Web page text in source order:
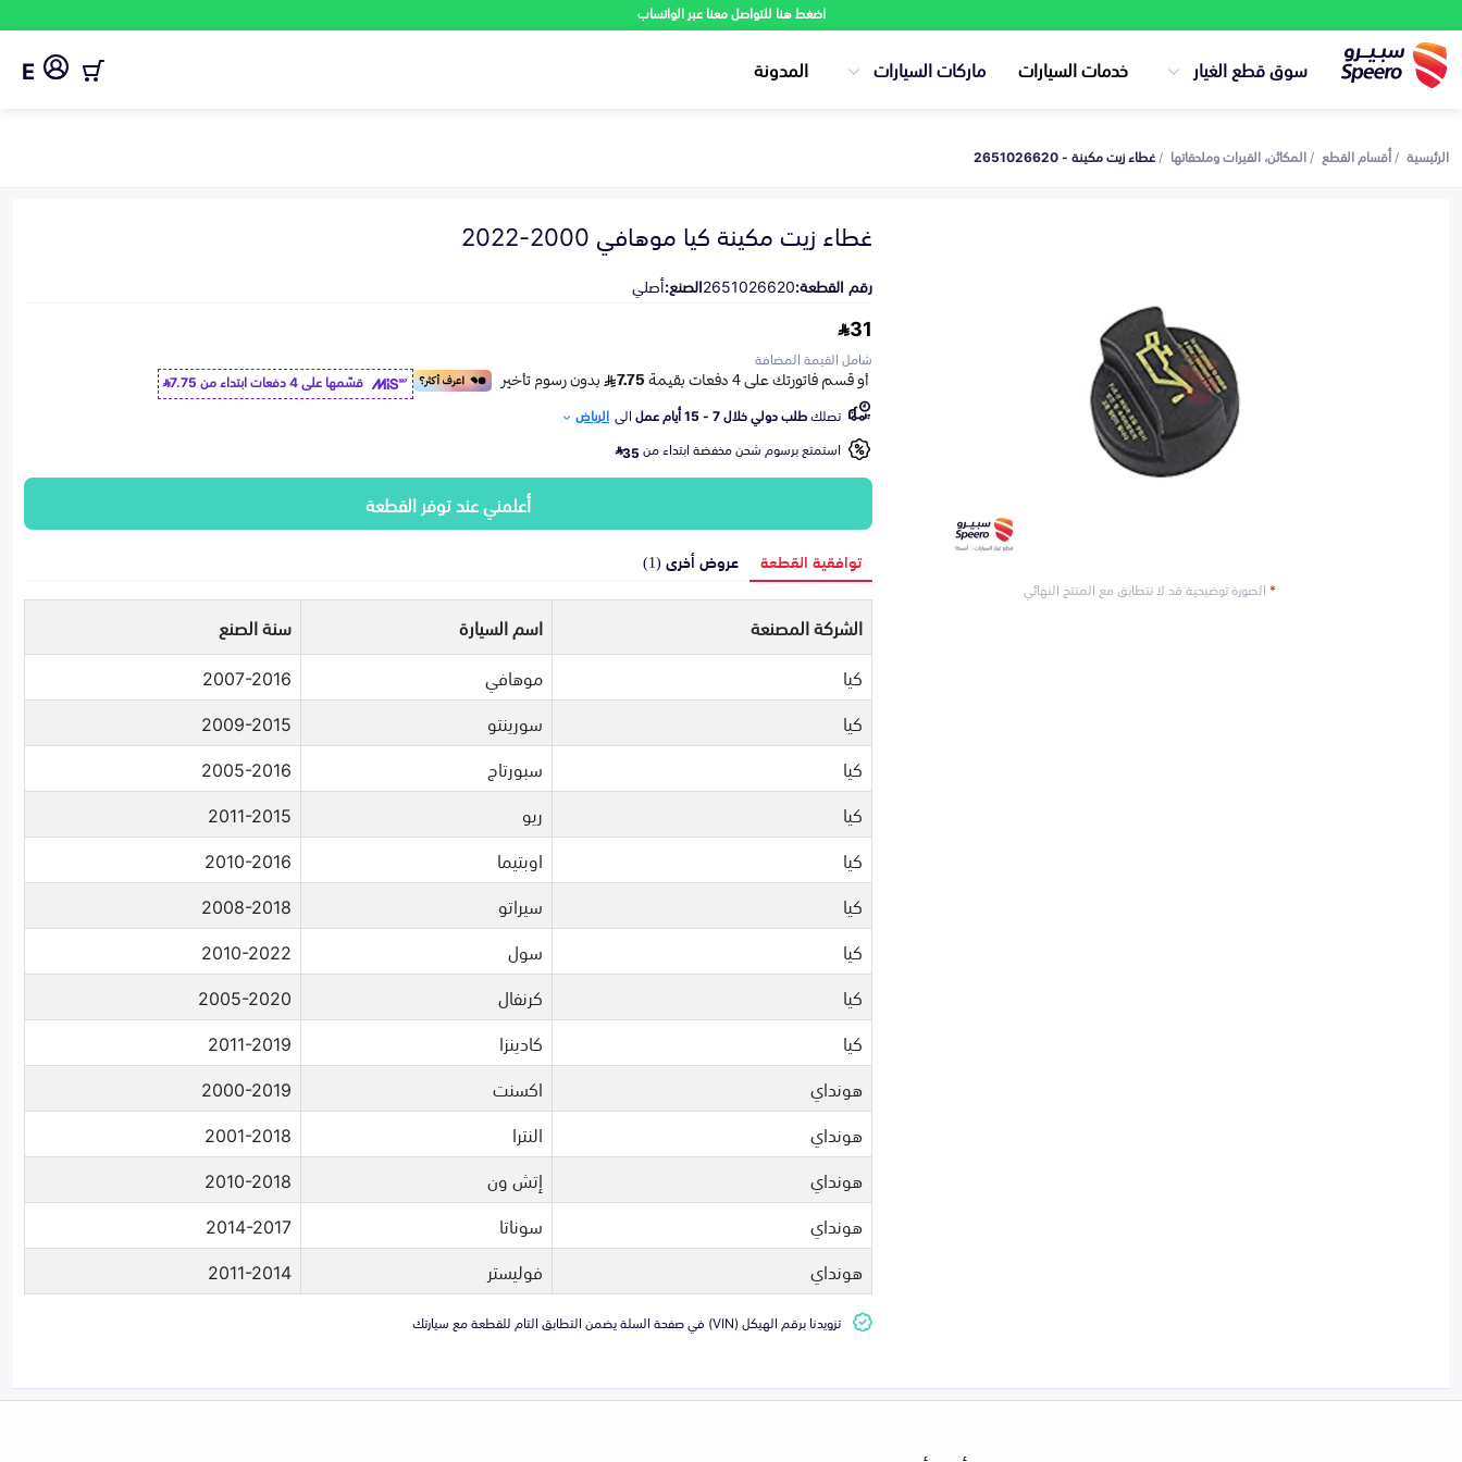
اضغط هنا للتواصل معنا عبر الواتساب
سوق قطع الغيار خدمات السيارات ماركات السيارات المدونة E
الرئيسية أقسام القطع المكائن، القيرات وملحقاتها غطاء زيت مكينة - 2651026620
*الصورة توضيحية قد لا تتطابق مع المنتج النهائي
غطاء زيت مكينة كيا موهافي 2000-2022
رقم القطعة:2651026620الصنع:أصلي
31
شامل القيمة المضافة
قسّمها على 4 دفعات ابتداء من
7.75
تصلكطلب دولي خلال 7 - 15 أيام عمل الى الرياض
استمتع برسوم شحن مخفضة ابتداء من35
أعلمني عند توفر القطعة
توافقية القطعة عروض أخرى (1)
الشركة المصنعة اسم السيارة
سنة الصنع
كيا
موهافي
2007-2016
كيا
سورينتو
2009-2015
كيا
سبورتاج
2005-2016
كيا
ريو
2011-2015
كيا
اوبتيما
2010-2016
كيا
سيراتو
2008-2018
كيا
سول
2010-2022
كيا
كرنفال
2005-2020
كيا
كادينزا
2011-2019
هونداي
اكسنت
2000-2019
هونداي
النترا
2001-2018
هونداي
إتش ون
2010-2018
هونداي
سوناتا
2014-2017
هونداي
فوليستر 2011-2014
تزويدنا برقم الهيكل (VIN) في صفحة السلة يضمن التطابق التام للقطعة مع سيارتك